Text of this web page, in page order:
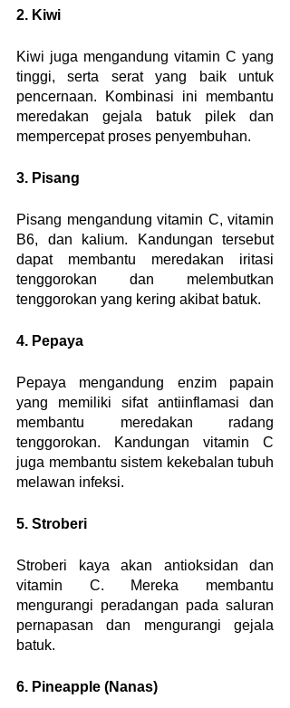
2. Kiwi
Kiwi juga mengandung vitamin C yang
tinggi, serta serat yang baik untuk
pencernaan. Kombinasi ini membantu
meredakan gejala batuk pilek dan
mempercepat proses penyembuhan.
3. Pisang
Pisang mengandung vitamin C, vitamin
B6, dan kalium. Kandungan tersebut
dapat membantu meredakan iritasi
tenggorokan dan melembutkan
tenggorokan yang kering akibat batuk.
4. Pepaya
Pepaya mengandung enzim papain
yang memiliki sifat antiinflamasi dan
membantu meredakan radang
tenggorokan. Kandungan vitamin C
juga membantu sistem kekebalan tubuh
melawan infeksi.
5. Stroberi
Stroberi kaya akan antioksidan dan
vitamin C. Mereka membantu
mengurangi peradangan pada saluran
pernapasan dan mengurangi gejala
batuk.
6. Pineapple (Nanas)